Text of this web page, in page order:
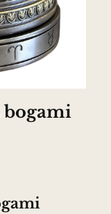
bogami